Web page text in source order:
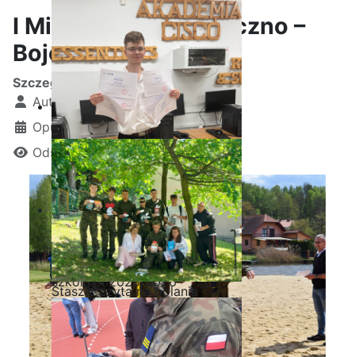
Ostatnia garść certyfikatów
Akademii CISCO w roku
szkolnym2025/2026
Staszic czyta na polanie
I Mistrzostwa Użyteczno –
Bojowe za nami
Szczegóły
Autor:
Kamil Krosta
Opublikowano: 28 kwiecień 2024
Odsłon: 1968